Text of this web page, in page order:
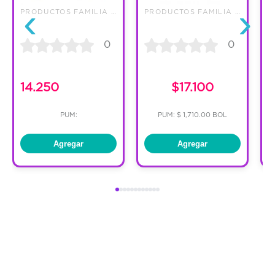
‹ 0
14.250
PUM:
Agregar
0
$17.100
PUM: $ 1,710.00 BOL
Agregar
›